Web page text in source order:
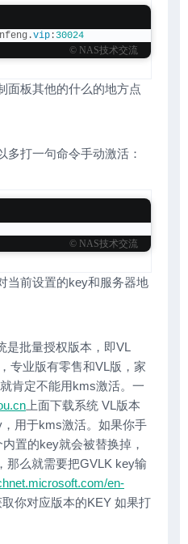
vip : 30024
© NAS技术交流
面板其他的什么的地方点
多打一句命令手动激活：
© NAS技术交流
当前设置的key和服务器地
是批量授权版本，即VL
专业版有零售和VL版，家
肯定不能用kms激活。一
上面下载系统 VL版本
用于kms激活。如果你手
置的key就会被替换掉，
那么就需要把GVLK key输
en-
取你对应版本的KEY 如果打